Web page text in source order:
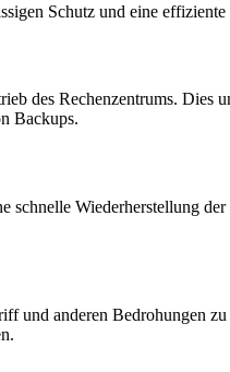
Schutz und eine
des Rechenzentrums. Dies
Backups.
Wiederherstellung
und anderen Bedrohungen